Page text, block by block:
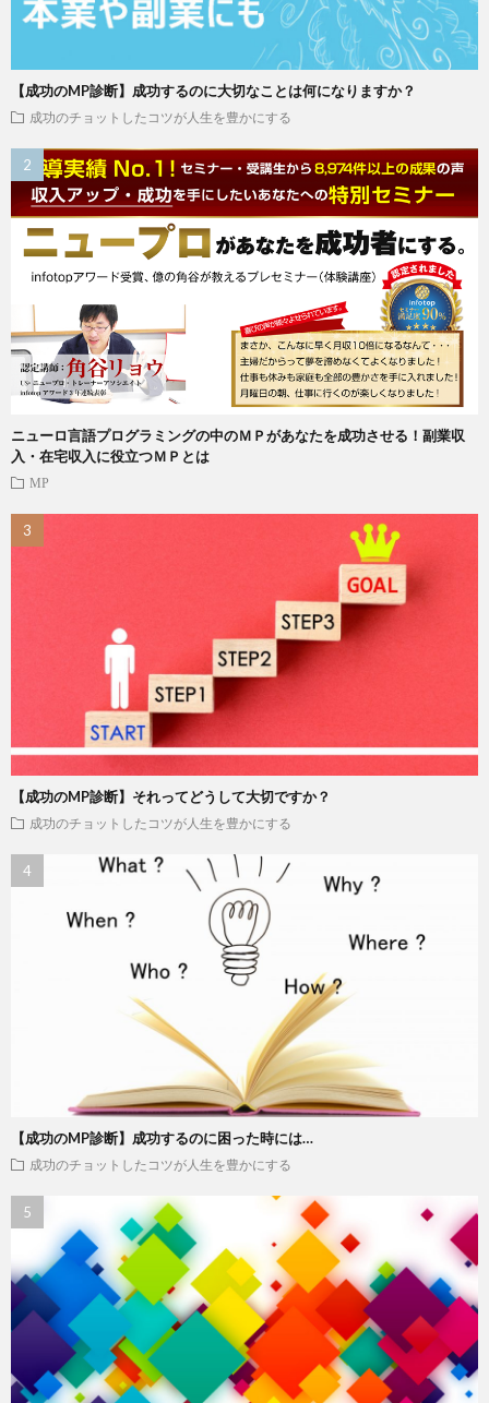
【成功のMP診断】成功するのに大切なことは何になりますか？
成功のチョットしたコツが人生を豊かにする
ニューロ言語プログラミングの中のＭＰがあなたを成功させる！副業収
入・在宅収入に役立つＭＰとは
MP
【成功のMP診断】それってどうして大切ですか？
成功のチョットしたコツが人生を豊かにする
【成功のMP診断】成功するのに困った時には…
成功のチョットしたコツが人生を豊かにする